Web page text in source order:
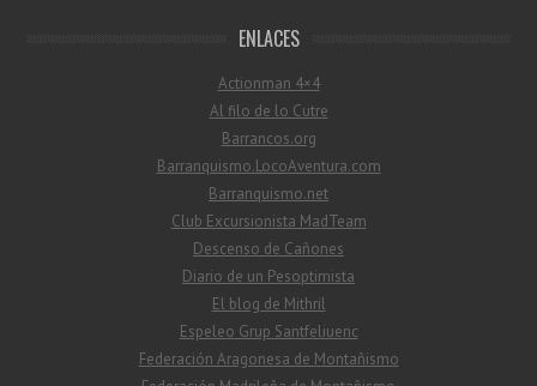
ENLACES
Actionman 4×4
Al filo de lo Cutre
Barrancos.org
Barranquismo.LocoAventura.com
Barranquismo.net
Club Excursionista MadTeam
Descenso de Cañones
Diario de un Pesoptimista
El blog de Mithril
Espeleo Grup Santfeliuenc
Federación Aragonesa de Montañismo